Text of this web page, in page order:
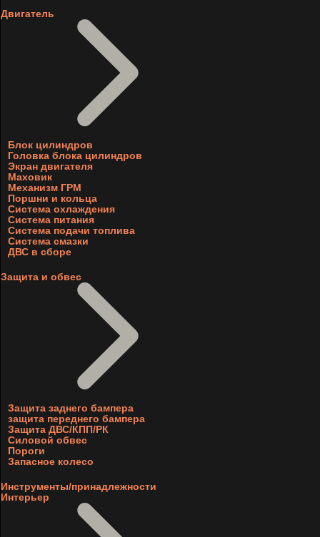
Двигатель
Блок цилиндров
Головка блока цилиндров
Экран двигателя
Маховик
Механизм ГРМ
Поршни и кольца
Система охлаждения
Система питания
Система подачи топлива
Система смазки
ДВС в сборе
Защита и обвес
Защита заднего бампера
защита переднего бампера
Защита ДВС/КПП/РК
Силовой обвес
Пороги
Запасное колесо
Инструменты/принадлежности
Интерьер